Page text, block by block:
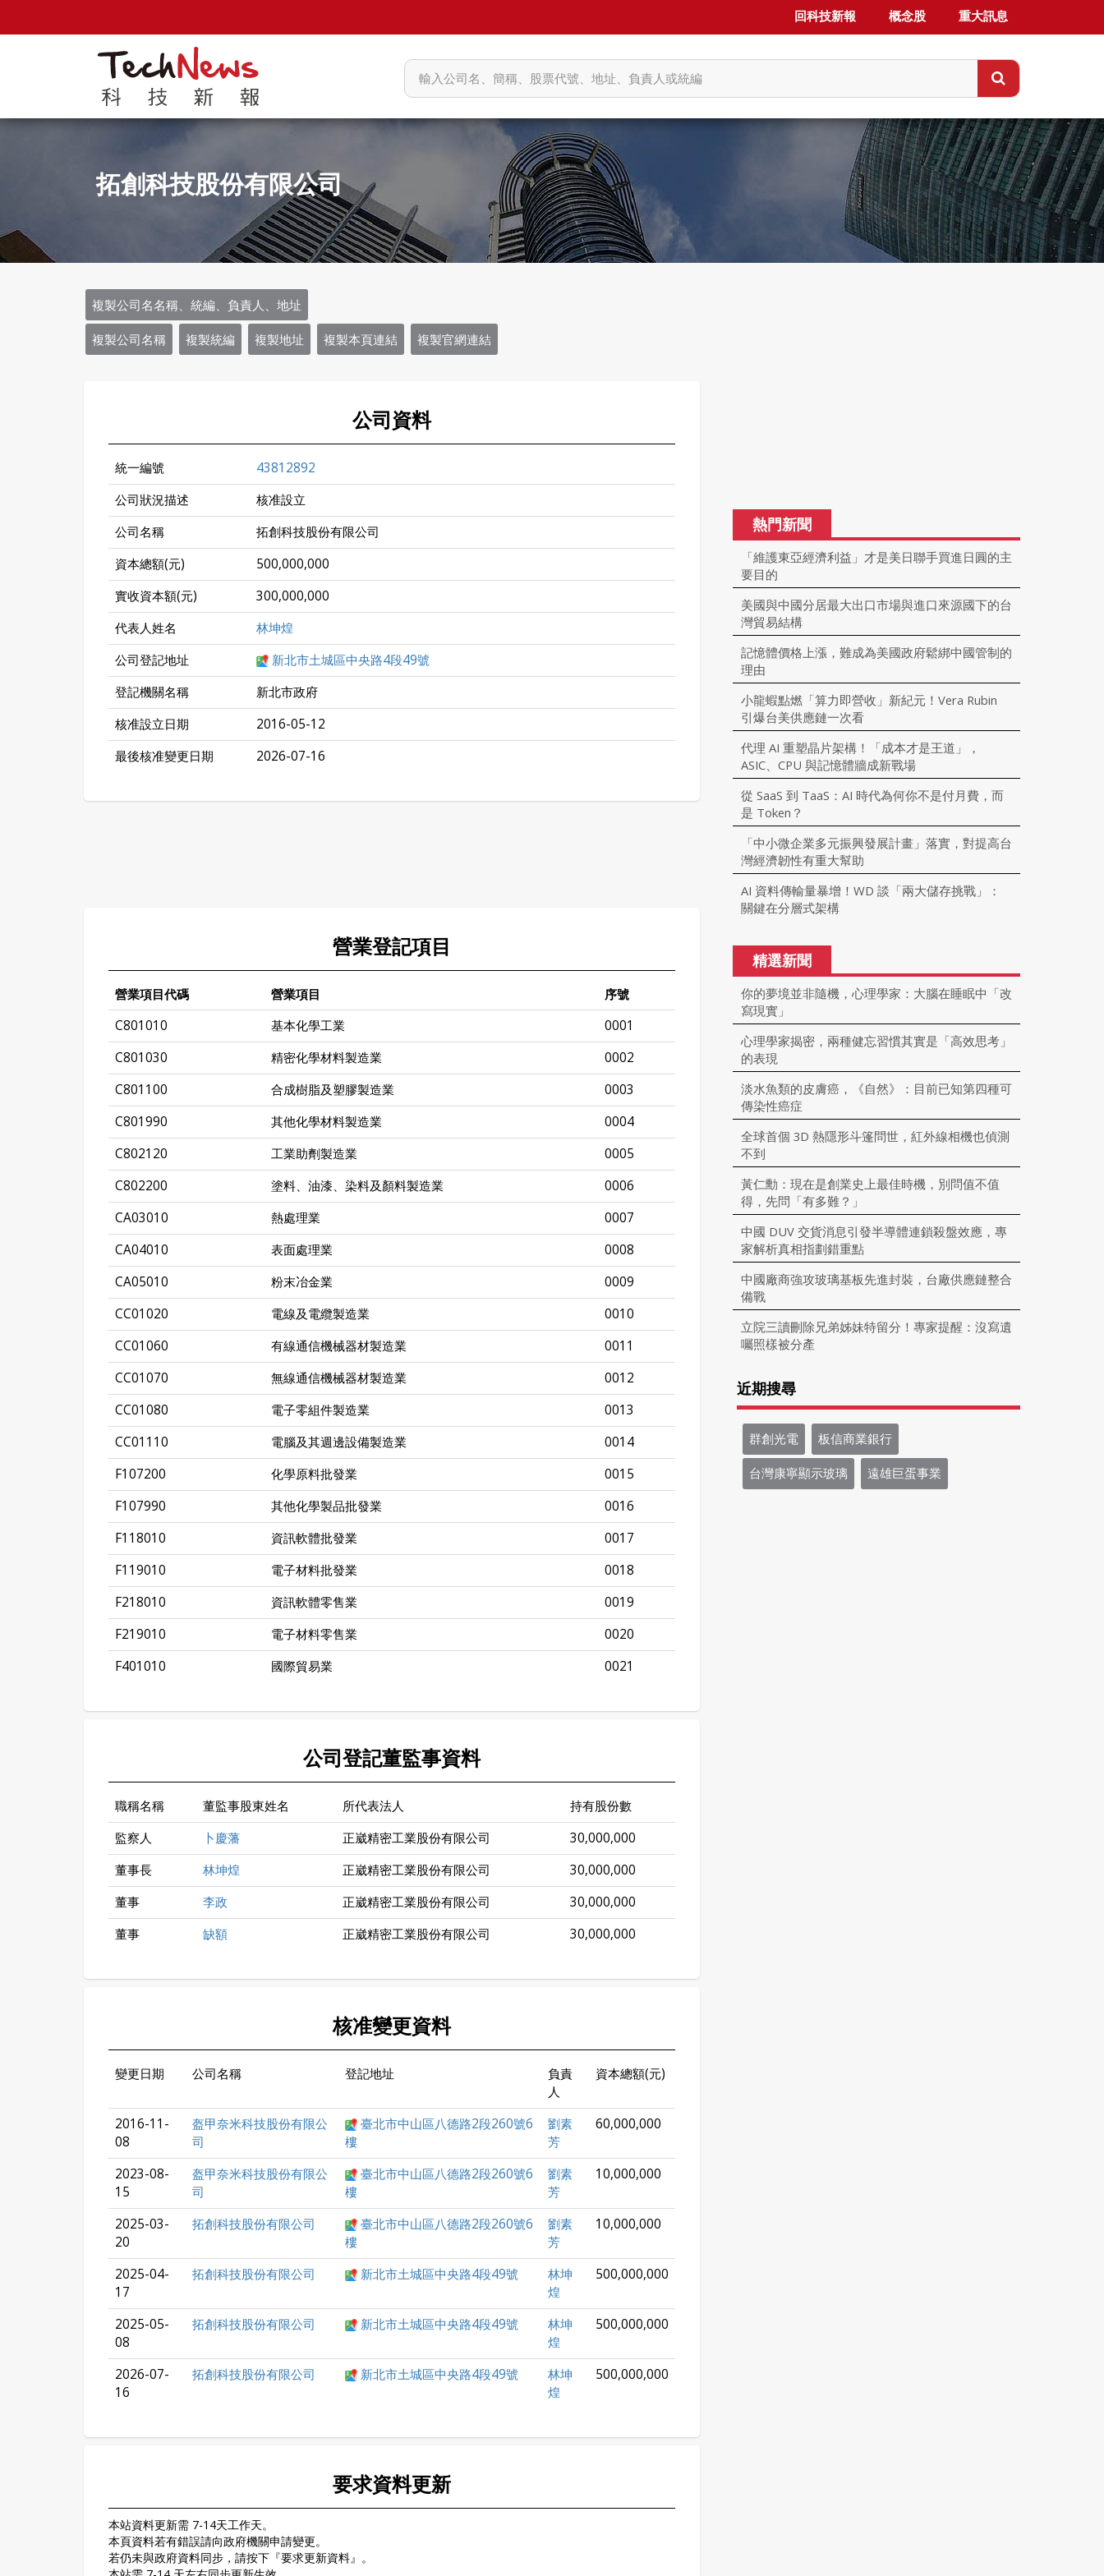
回科技新報 概念股 重大訊息
拓創科技股份有限公司
複製公司名名稱、統編、負責人、地址
複製公司名稱 複製統編 複製地址 複製本頁連結 複製官網連結
公司資料
統一編號
43812892
公司狀況描述
核准設立
公司名稱
拓創科技股份有限公司
資本總額(元)
500,000,000
實收資本額(元)
300,000,000
代表人姓名
林坤煌
公司登記地址
新北市土城區中央路4段49號
登記機關名稱
新北市政府
核准設立日期
2016-05-12
最後核准變更日期
2026-07-16
營業登記項目
營業項目代碼 營業項目 序號
C801010 基本化學工業
0001
C801030
精密化學材料製造業
0002
C801100
合成樹脂及塑膠製造業
0003
C801990
其他化學材料製造業
0004
C802120
工業助劑製造業
0005
C802200
塗料、油漆、染料及顏料製造業
0006
CA03010
熱處理業
0007
CA04010
表面處理業
0008
CA05010
粉末冶金業
0009
CC01020
電線及電纜製造業
0010
CC01060
有線通信機械器材製造業
0011
CC01070
無線通信機械器材製造業
0012
CC01080
電子零組件製造業
0013
CC01110
電腦及其週邊設備製造業
0014
F107200
化學原料批發業
0015
F107990
其他化學製品批發業
0016
F118010
資訊軟體批發業
0017
F119010
電子材料批發業
0018
F218010
資訊軟體零售業
0019
F219010
電子材料零售業
0020
F401010
國際貿易業 0021
公司登記董監事資料
職稱名稱 董監事股東姓名 所代表法人
持有股份數
監察人
卜慶藩 正崴精密工業股份有限公司
30,000,000
董事長
林坤煌 正崴精密工業股份有限公司
30,000,000
董事
李政 正崴精密工業股份有限公司
30,000,000
董事
缺額 正崴精密工業股份有限公司 30,000,000
核准變更資料
變更日期 公司名稱 登記地址
負責
人
資本總額(元)
2016-11-
08
盔甲奈米科技股份有限公
司
臺北市中山區八德路2段260號6
樓
劉素
芳
60,000,000
2023-08-
15
盔甲奈米科技股份有限公
司
臺北市中山區八德路2段260號6
樓
劉素
芳
10,000,000
2025-03-
20
拓創科技股份有限公司
臺北市中山區八德路2段260號6
樓
劉素
芳
10,000,000
2025-04-
17
拓創科技股份有限公司 新北市土城區中央路4段49號
林坤
煌
500,000,000
2025-05-
08
拓創科技股份有限公司 新北市土城區中央路4段49號
林坤
煌
500,000,000
2026-07-
16
拓創科技股份有限公司 新北市土城區中央路4段49號
林坤
煌
500,000,000
要求資料更新
本站資料更新需 7-14天工作天。
本頁資料若有錯誤請向政府機關申請變更。
若仍未與政府資料同步，請按下『要求更新資料』。
熱門新聞
「維護東亞經濟利益」才是美日聯手買進日圓的主
要目的
美國與中國分居最大出口市場與進口來源國下的台
灣貿易結構
記憶體價格上漲，難成為美國政府鬆綁中國管制的
理由
小龍蝦點燃「算力即營收」新紀元！Vera Rubin
引爆台美供應鏈一次看
代理 AI 重塑晶片架構！「成本才是王道」，
ASIC、CPU 與記憶體牆成新戰場
從 SaaS 到 TaaS：AI 時代為何你不是付月費，而
是 Token？
「中小微企業多元振興發展計畫」落實，對提高台
灣經濟韌性有重大幫助
AI 資料傳輸量暴增！WD 談「兩大儲存挑戰」：
關鍵在分層式架構
精選新聞
你的夢境並非隨機，心理學家：大腦在睡眠中「改
寫現實」
心理學家揭密，兩種健忘習慣其實是「高效思考」
的表現
淡水魚類的皮膚癌，《自然》：目前已知第四種可
傳染性癌症
全球首個 3D 熱隱形斗篷問世，紅外線相機也偵測
不到
黃仁勳：現在是創業史上最佳時機，別問值不值
得，先問「有多難？」
中國 DUV 交貨消息引發半導體連鎖殺盤效應，專
家解析真相指劃錯重點
中國廠商強攻玻璃基板先進封裝，台廠供應鏈整合
備戰
立院三讀刪除兄弟姊妹特留分！專家提醒：沒寫遺
囑照樣被分產
近期搜尋
群創光電 板信商業銀行
台灣康寧顯示玻璃 遠雄巨蛋事業